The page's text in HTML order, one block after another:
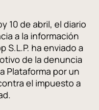
10 de abril, el diario
a la información
S.L.P. ha enviado a
de la denuncia
Plataforma por un
el impuesto a